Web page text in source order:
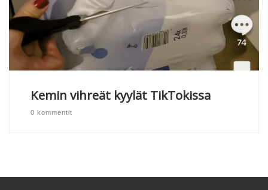
Kemin vihreät kyylät TikTokissa
0 kommentit